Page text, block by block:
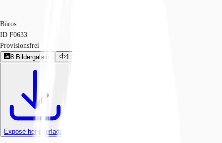
Büros
ID F0633
Provisionsfrei
8 Bildergalerie 1 360º-Rundgang
Exposé herunterladen